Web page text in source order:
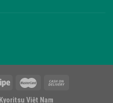
Kyoritsu Việt Nam